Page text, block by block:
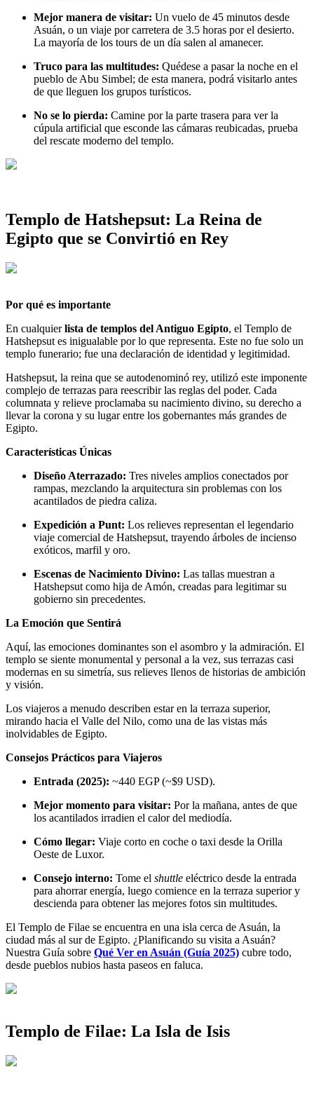
Mejor manera de visitar: Un vuelo de 45 minutos desde
Asuán, o un viaje por carretera de 3.5 horas por el desierto.
La mayoría de los tours de un día salen al amanecer.
Truco para las multitudes: Quédese a pasar la noche en el
pueblo de Abu Simbel; de esta manera, podrá visitarlo antes
de que lleguen los grupos turísticos.
No se lo pierda: Camine por la parte trasera para ver la
cúpula artificial que esconde las cámaras reubicadas, prueba
del rescate moderno del templo.
Templo de Hatshepsut: La Reina de
Egipto que se Convirtió en Rey
Por qué es importante
En cualquierlista de templos del Antiguo Egipto, el Templo de
Hatshepsut es inigualable por lo que representa. Este no fue solo un
templo funerario; fue una declaración de identidad y legitimidad.
Hatshepsut, la reina que se autodenominó rey, utilizó este imponente
complejo de terrazas para reescribir las reglas del poder. Cada
columnata y relieve proclamaba su nacimiento divino, su derecho a
llevar la corona y su lugar entre los gobernantes más grandes de
Egipto.
Características Únicas
Diseño Aterrazado: Tres niveles amplios conectados por
rampas, mezclando la arquitectura sin problemas con los
acantilados de piedra caliza.
Expedición a Punt: Los relieves representan el legendario
viaje comercial de Hatshepsut, trayendo árboles de incienso
exóticos, marfil y oro.
Escenas de Nacimiento Divino: Las tallas muestran a
Hatshepsut como hija de Amón, creadas para legitimar su
gobierno sin precedentes.
La Emoción que Sentirá
Aquí, las emociones dominantes son el asombro y la admiración. El
templo se siente monumental y personal a la vez, sus terrazas casi
modernas en su simetría, sus relieves llenos de historias de ambición
y visión.
Los viajeros a menudo describen estar en la terraza superior,
mirando hacia el Valle del Nilo, como una de las vistas más
inolvidables de Egipto.
Consejos Prácticos para Viajeros
Entrada (2025): ~440 EGP (~$9 USD).
Mejor momento para visitar: Por la mañana, antes de que
los acantilados irradien el calor del mediodía.
Cómo llegar: Viaje corto en coche o taxi desde la Orilla
Oeste de Luxor.
Consejo interno: Tome el shuttle eléctrico desde la entrada
para ahorrar energía, luego comience en la terraza superior y
descienda para obtener las mejores fotos sin multitudes.
El Templo de Filae se encuentra en una isla cerca de Asuán, la
ciudad más al sur de Egipto. ¿Planificando su visita a Asuán?
Nuestra Guía sobre Qué Ver en Asuán (Guía 2025) cubre todo,
desde pueblos nubios hasta paseos en faluca.
Templo de Filae: La Isla de Isis